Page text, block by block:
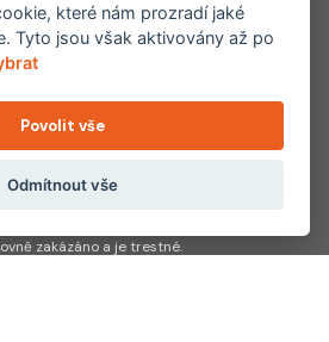
Ordinace roku
Rehabilitační ordinace
2. místo – 2017/2019
2011–2026 FYZIOklinika s.r.o.
2, Praha 4, Jižní Město – Chodov
Jakékoliv užití obsahu či jeho částí
zakázáno a je trestné.
které nám prozradí jaké
Tyto jsou však aktivovány až po
Povolit vše
Odmítnout vše